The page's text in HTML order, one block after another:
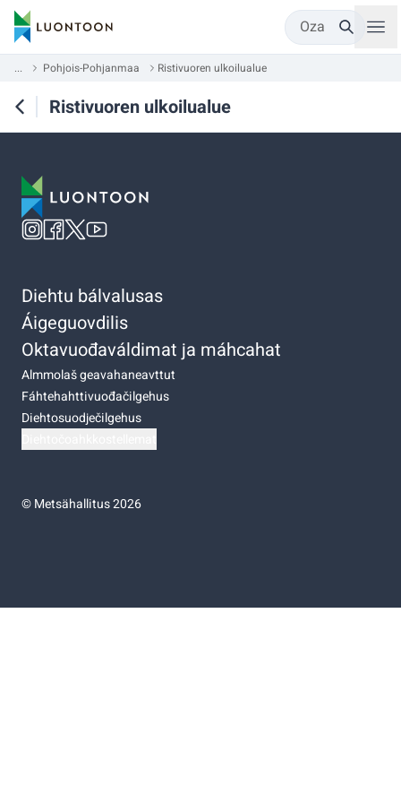
Oza
... Pohjois-Pohjanmaa Ristivuoren ulkoilualue
Ristivuoren ulkoilualue
Diehtu bálvalusas
Áigeguovdilis
Oktavuođaváldimat ja máhcahat
Almmolaš geavahaneavttut
Fáhtehahttivuođačilgehus
Diehtosuodječilgehus
©Metsähallitus 2026